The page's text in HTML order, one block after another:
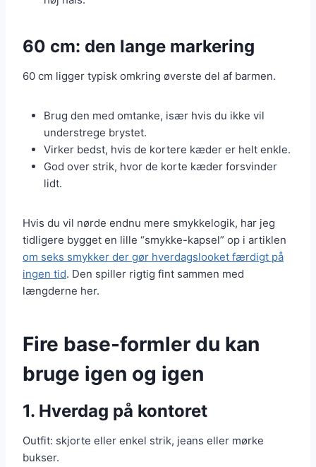
60 cm: den lange markering
60 cm ligger typisk omkring øverste del af barmen.
Brug den med omtanke, især hvis du ikke vil
understrege brystet.
Virker bedst, hvis de kortere kæder er helt enkle.
God over strik, hvor de korte kæder forsvinder
lidt.
Hvis du vil nørde endnu mere smykkelogik, har jeg
tidligere bygget en lille “smykke-kapsel” op i artiklen
om seks smykker der gør hverdagslooket færdigt på
ingen tid. Den spiller rigtig fint sammen med
længderne her.
Fire base-formler du kan
bruge igen og igen
1. Hverdag på kontoret
Outfit: skjorte eller enkel strik, jeans eller mørke
bukser.